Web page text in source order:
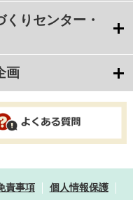
りセンター・
画
責事項
個人情報保護